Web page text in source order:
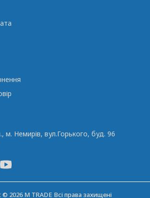
м. Немирів, вул.Горького, буд. 96
2026 M TRADE Всі права захищені